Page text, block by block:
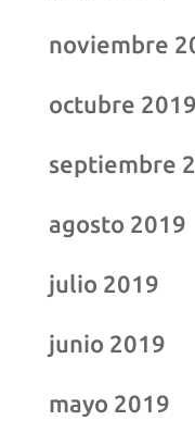
noviembre
octubre 2019
septiembre
agosto 2019
julio 2019
junio 2019
mayo 2019